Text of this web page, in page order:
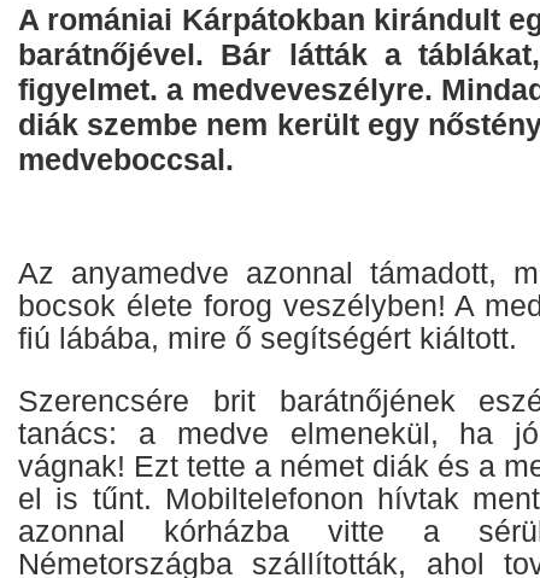
A romániai Kárpátokban kirándult
barátnőjével. Bár látták a
figyelmet. a medveveszélyre.
diák szembe nem került egy
medveboccsal.
Az anyamedve azonnal támadott,
bocsok élete forog veszélyben! A
fiú lábába, mire ő segítségért kiáltott.
Szerencsére brit barátnőjének
tanács: a medve elmenekül, ha
vágnak! Ezt tette a német diák és a
el is tűnt. Mobiltelefonon hívtak
azonnal kórházba vitte a
Németországba szállították, ahol